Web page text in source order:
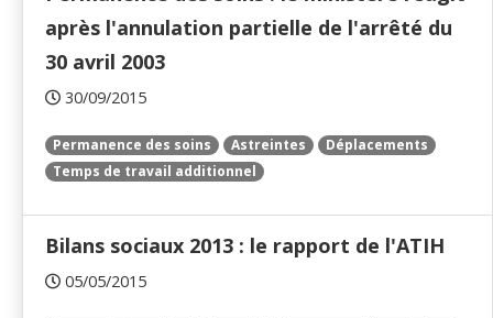
après l'annulation partielle de l'arrêté du
30 avril 2003
30/09/2015
Permanence des soins Astreintes
Déplacements
Temps de travail additionnel
Bilans sociaux 2013 : le rapport de l'ATIH
05/05/2015